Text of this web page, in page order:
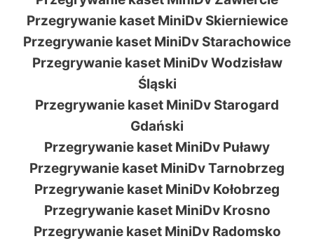
Przegrywanie kaset MiniDv Skierniewice
Przegrywanie kaset MiniDv Starachowice
Przegrywanie kaset MiniDv Wodzisław
Śląski
Przegrywanie kaset MiniDv Starogard
Gdański
Przegrywanie kaset MiniDv Puławy
Przegrywanie kaset MiniDv Tarnobrzeg
Przegrywanie kaset MiniDv Kołobrzeg
Przegrywanie kaset MiniDv Krosno
Przegrywanie kaset MiniDv Radomsko